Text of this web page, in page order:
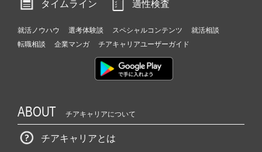
タイムライン
適性検査
就活ノウハウ 選考体験談 スペシャルコンテンツ
就活相談
転職相談
企業マンガ チアキャリアユーザーガイド
ABOUT チアキャリアについて
チアキャリアとは